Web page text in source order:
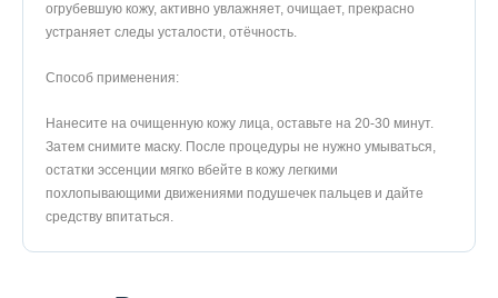
огрубевшую кожу, активно увлажняет, очищает, прекрасно
устраняет следы усталости, отёчность.
Способ применения:
Нанесите на очищенную кожу лица, оставьте на 20-30 минут.
Затем снимите маску. После процедуры не нужно умываться,
остатки эссенции мягко вбейте в кожу легкими
похлопывающими движениями подушечек пальцев и дайте
средству впитаться.